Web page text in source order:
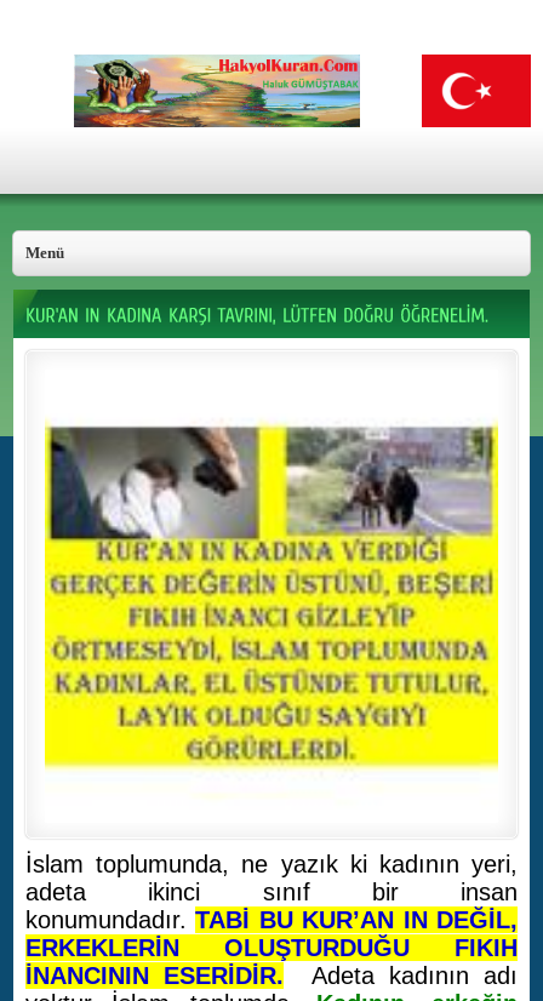
İslam toplumunda, ne yazık ki kadının yeri,
adeta ikinci sınıf bir insan
konumundadır.TABİ BU KUR’AN IN DEĞİL,
ERKEKLERİN OLUŞTURDUĞU FIKIH
İNANCININ ESERİDİR. Adeta kadının adı